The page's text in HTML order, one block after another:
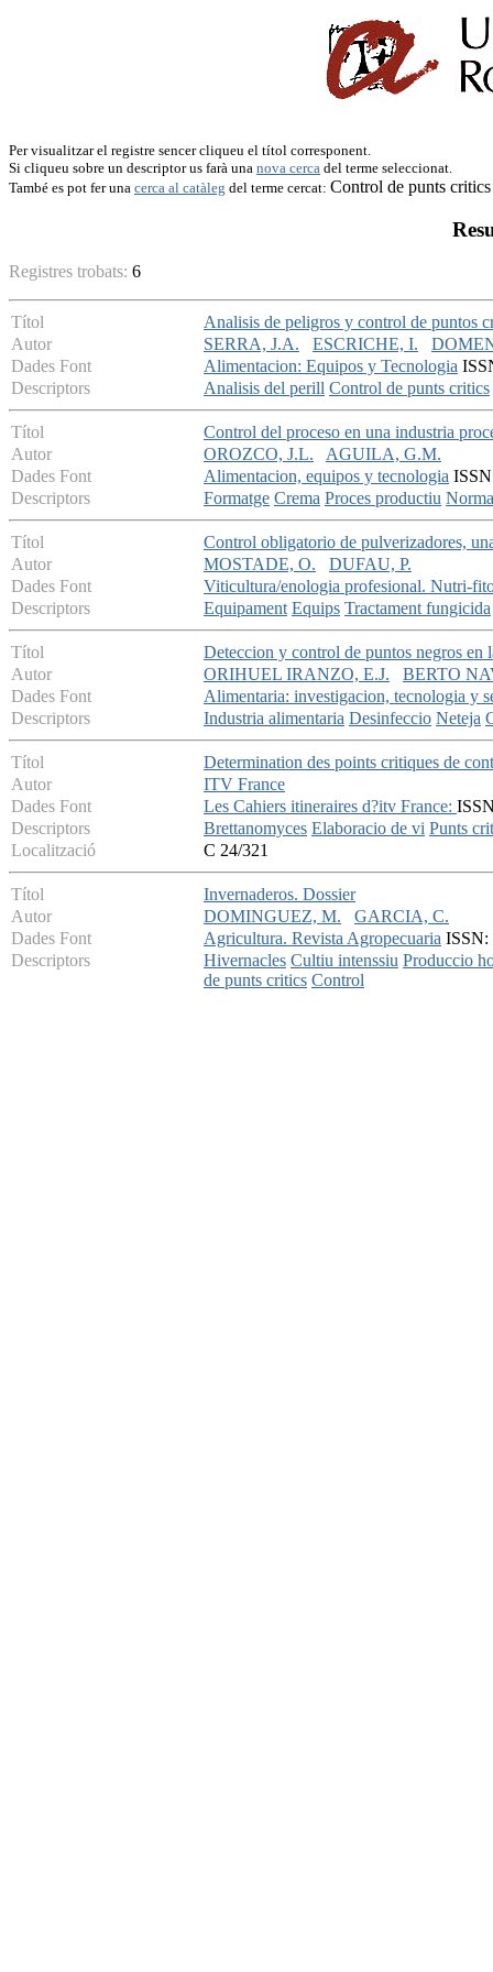
Per visualitzar el registre sencer cliqueu el títol corresponent.
Si cliqueu sobre un descriptor us farà una nova cerca del terme seleccionat.
També es pot fer una cerca al catàleg del terme cercat: Control de punts critics
Registres trobats: 6
Títol
Analisis de peligros y control de puntos
Autor
SERRA, J.A. ESCRICHE, I.
Dades Font
Alimentacion: Equipos y Tecnologia
Descriptors
Analisis del perill Control de punts critics
Títol
Control del proceso en una industria
Autor
OROZCO, J.L.
AGUILA, G.M.
Dades Font
Alimentacion, equipos y tecnologia
Descriptors
Formatge Crema Proces productiu
Títol
Control obligatorio de pulverizadores,
Autor
MOSTADE, O.
DUFAU, P.
Dades Font
Viticultura/enologia profesional. Nutri-
Descriptors
Equipament Equips Tractament fungicida
Títol
Deteccion y control de puntos negros en
Autor
ORIHUEL IRANZO, E.J.
BERTO
Dades Font
Alimentaria: investigacion, tecnologia y
Descriptors
Industria alimentaria Desinfeccio Neteja
Títol
Determination des points critiques de
Autor
ITV France
Dades Font
Les Cahiers itineraires d?itv France:
Descriptors
Brettanomyces Elaboracio de vi Punts
Localització
C 24/321
Títol
Invernaderos. Dossier
Autor
DOMINGUEZ, M.
GARCIA, C.
Dades Font
Agricultura. Revista Agropecuaria ISSN:
Descriptors
Hivernacles Cultiu intenssiu Produccio
de punts critics Control